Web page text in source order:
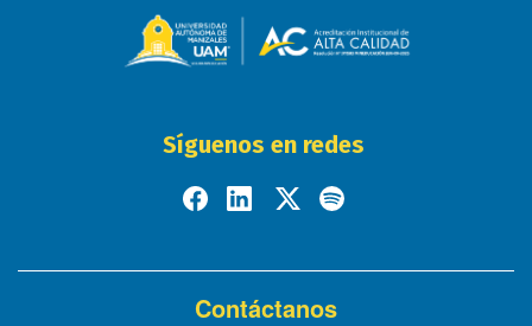
Síguenos en redes
Contáctanos